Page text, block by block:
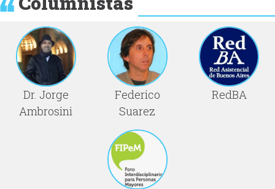
Dr. Jorge
Ambrosini
Federico
Suarez
RedBA